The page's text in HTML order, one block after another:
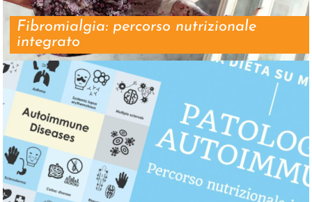
Fibromialgia: percorso nutrizionale
integrato